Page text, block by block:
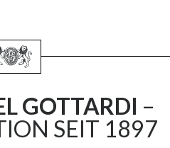
GOTTARDI –
SEIT 1897